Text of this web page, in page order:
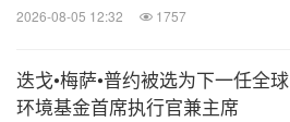
2026-08-05 12:32 1757
迭戈•梅萨•普约被选为下一任全球
环境基金首席执行官兼主席